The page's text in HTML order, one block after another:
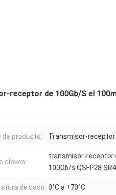
receptor de 100Gb/S el
de producto: Transmisor-receptor
claves:
transmisor-receptor
100Gb/s QSFP28
de caso 0°C a +70°C